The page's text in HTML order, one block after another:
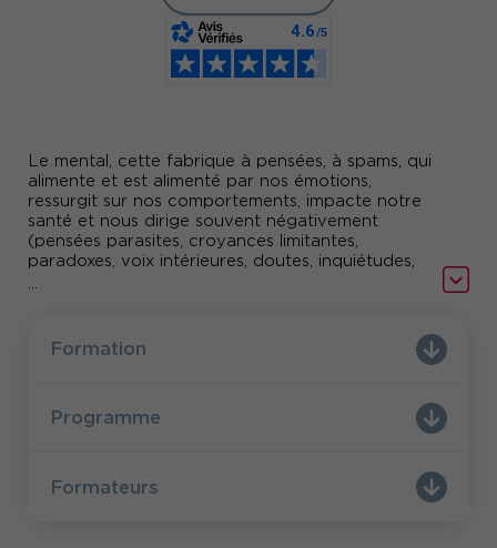
Le mental, cette fabrique à pensées, à spams, qui
alimente et est alimenté par nos émotions,
ressurgit sur nos comportements, impacte notre
santé et nous dirige souvent négativement
(pensées parasites, croyances limitantes,
paradoxes, voix intérieures, doutes, inquiétudes,
Alors comment « calmer le flot » afin de se
recentrer sur soi et sur l’essentiel, gagner en
efficace au quotidien ? Découvrez notre nouvelle
formation !
...
Formation
Programme
Formateurs